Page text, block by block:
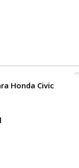
Honda Civic